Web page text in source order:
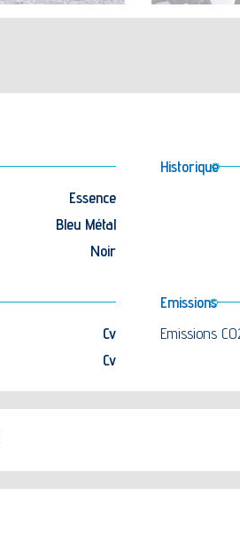
Essence
Bleu Métal
Noir
Historique
Cv
Cv
Emissions
Emissions